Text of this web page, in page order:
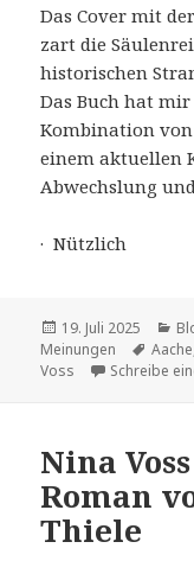
Das Cover mit
zart die
historischen
Das Buch hat
Kombination
einem aktuellen
Abwechslung
· Nützlich
Veröffentlicht
am
19. Juli 2025
Meinungen
Aache
Voss
Schreibe
Nina
Roman
Thiele